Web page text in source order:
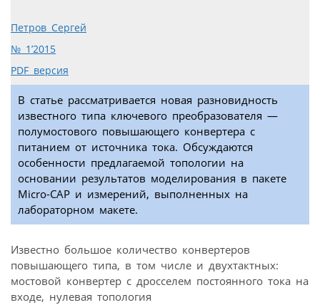
Петров Сергей
№ 1’2015
PDF версия
В статье рассматривается новая разновидность
известного типа ключевого преобразователя —
полумостового повышающего конвертера с
питанием от источника тока. Обсуждаются
особенности предлагаемой топологии на
основании результатов моделирования в пакете
Micro-CAP и измерений, выполненных на
лабораторном макете.
Известно большое количество конвертеров
повышающего типа, в том числе и двухтактных:
мостовой конвертер с дросселем постоянного тока на
входе, нулевая топология